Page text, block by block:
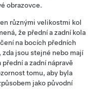
obrazovce.
různými velikostmi kol
že přední a zadní kola
na bocích předních
jsou stejné nebo mají
a zadní nápravě
tomu, aby byla
jako původní